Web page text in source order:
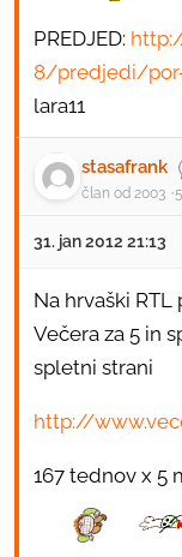
PREDJED:
8/predjedi/
lara11
stasafrank
član od 2003
31. jan 2012 21:13
Na hrvaški
Večera za 5 in
spletni strani
http://
167 tednov x 5